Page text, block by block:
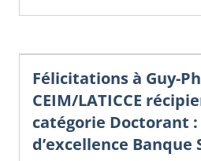
Félicitations à Guy-
CEIM/LATICCE
catégorie Doctorant :
d’excellence Banque